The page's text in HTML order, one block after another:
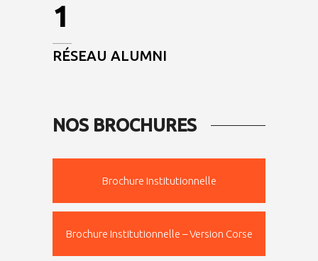
1
RÉSEAU ALUMNI
NOS BROCHURES
Brochure Institutionnelle
Brochure Institutionnelle – Version Corse